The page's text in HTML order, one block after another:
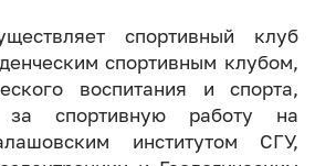
спортивный клуб
спортивным клубом,
воспитания и спорта,
за спортивную работу на
институтом СГУ,